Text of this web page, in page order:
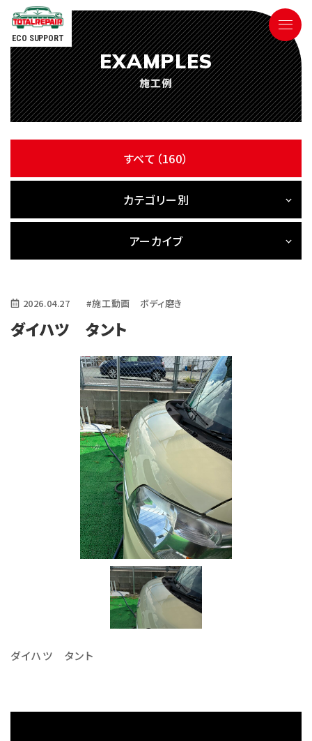
ECO SUPPORT
Tel.090-9498-3843
電話対応時間 ／ 9:00〜18:00
ごあいさつ
参考価格
お知らせ・ブログ
プライバシーポリシー
お問い合わせ
公式SNS
EXAMPLES
施工例
すべて（160）
カテゴリー別
アーカイブ
2026.04.27 #施工動画 ボディ磨き
ダイハツ タント
ダイハツ タント